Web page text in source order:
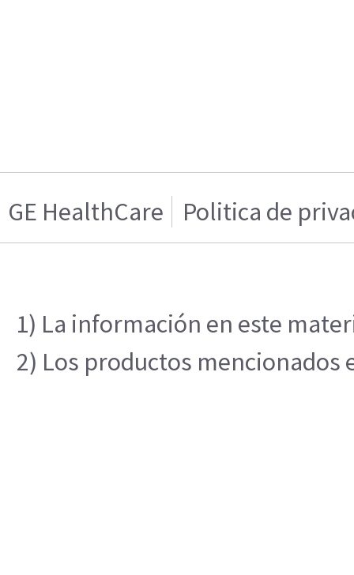
GE HealthCare Politica de
1) La información en este
2) Los productos mencionados